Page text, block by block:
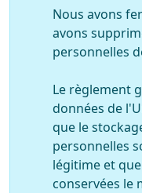
Nous avons
avons
personnelles
Le règlement
données de
que le
personnelles
légitime et
conservées le